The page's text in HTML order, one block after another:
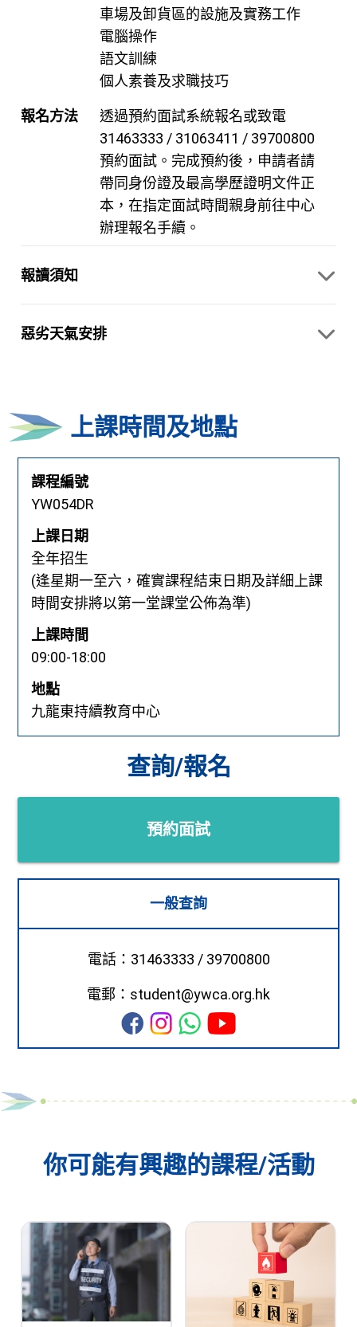
車場及卸貨區的設施及實務工作
電腦操作
語文訓練
個人素養及求職技巧
報名方法
透過預約面試系統報名或致電
31463333 / 31063411 / 39700800
預約面試。完成預約後，申請者請
帶同身份證及最高學歷證明文件正
本，在指定面試時間親身前往中心
辦理報名手續。
報讀須知
惡劣天氣安排
上課時間及地點
課程編號
YW054DR
上課日期
全年招生
(逢星期一至六，確實課程結束日期及詳細上課
時間安排將以第一堂課堂公佈為準)
上課時間
09:00-18:00
地點
九龍東持續教育中心
查詢/報名
預約面試
一般查詢
電話：31463333 / 39700800
電郵：student@ywca.org.hk
你可能有興趣的課程/活動